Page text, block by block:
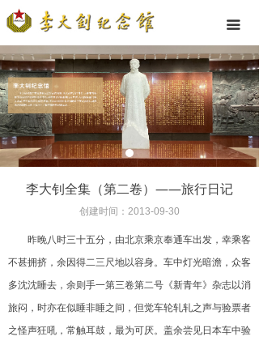
끀
李大钊全集（第二卷）——旅行日记
创建时间： 2013-09-30
昨晚八时三十五分，由北京乘京奉通车出发，幸乘客
不甚拥挤，余因得二三尺地以容身。车中灯光暗澹，众客
多沈沈睡去，余则手一第三卷第二号《新青年》杂志以消
旅闷，时亦在似睡非睡之间，但觉车轮轧轧之声与验票者
之怪声狂吼，常触耳鼓，最为可厌。盖余尝见日本车中验